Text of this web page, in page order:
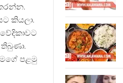
කියලා.
පළමු